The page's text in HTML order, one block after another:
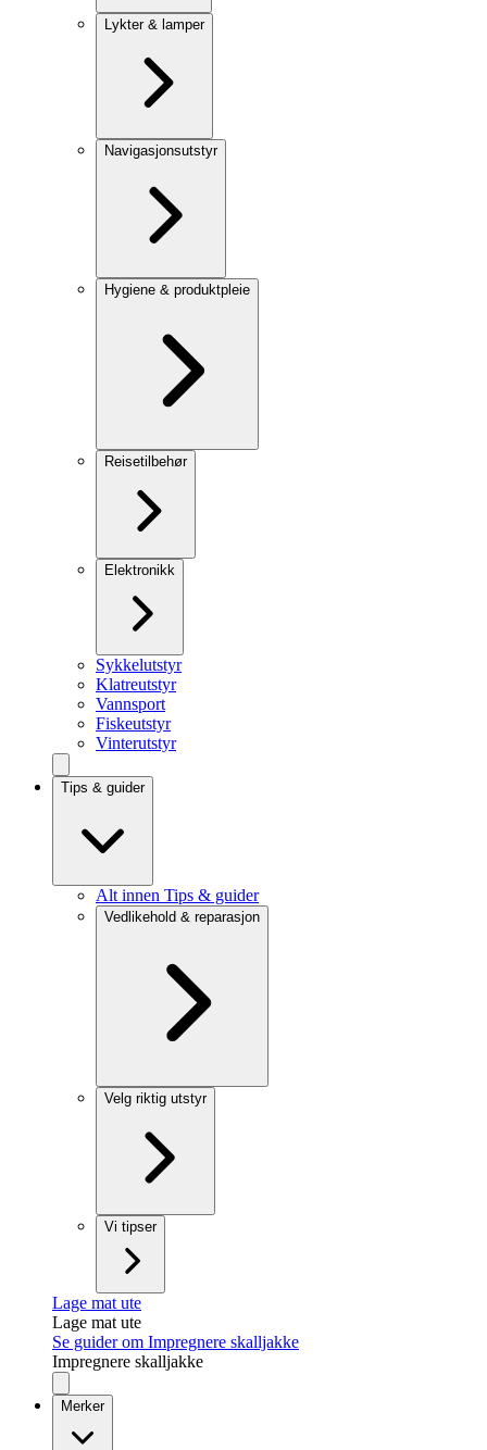
Lykter & lamper
Navigasjonsutstyr
Hygiene & produktpleie
Reisetilbehør
Elektronikk
Sykkelutstyr
Klatreutstyr
Vannsport
Fiskeutstyr
Vinterutstyr
Tips & guider
Alt innen Tips & guider
Vedlikehold & reparasjon
Velg riktig utstyr
Vi tipser
Lage mat ute
Lage mat ute
Se guider om Impregnere skalljakke
Impregnere skalljakke
Merker